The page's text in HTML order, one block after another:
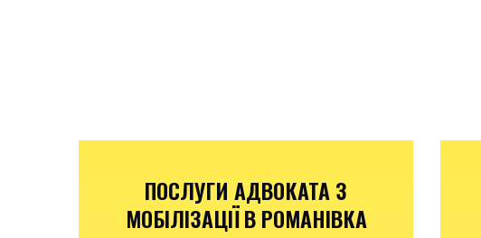
ПОСЛУГИ АДВОКАТА З
МОБІЛІЗАЦІЇ В РОМАНІВКА